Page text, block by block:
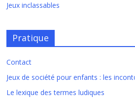
Jeux inclassables
Pratique
Contact
Jeux de société pour enfants : les
Le lexique des termes ludiques